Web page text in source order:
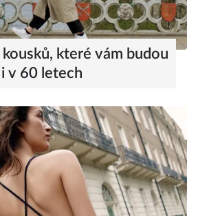
které vám budou
v 60 letech